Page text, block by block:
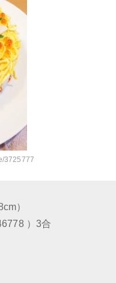
3725777
）
）3合